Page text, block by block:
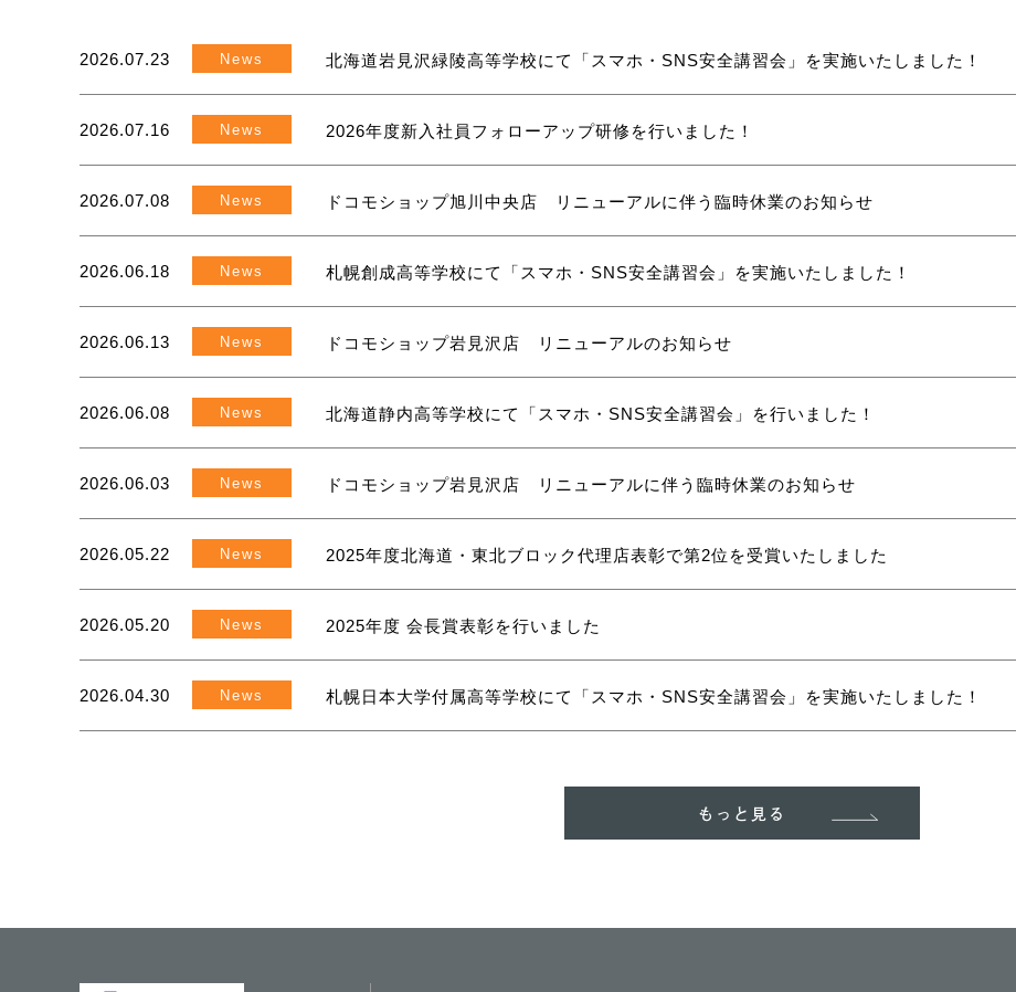
2026.07.23 News 北海道岩見沢緑陵高等学校にて「スマホ・SNS安全講習会」を実施いたしました！
2026.07.16 News 2026年度新入社員フォローアップ研修を行いました！
2026.07.08 News ドコモショップ旭川中央店 リニューアルに伴う臨時休業のお知らせ
2026.06.18 News 札幌創成高等学校にて「スマホ・SNS安全講習会」を実施いたしました！
2026.06.13 News ドコモショップ岩見沢店 リニューアルのお知らせ
2026.06.08 News 北海道静内高等学校にて「スマホ・SNS安全講習会」を行いました！
2026.06.03 News ドコモショップ岩見沢店 リニューアルに伴う臨時休業のお知らせ
2026.05.22 News 2025年度北海道・東北ブロック代理店表彰で第2位を受賞いたしました
2026.05.20 News 2025年度 会長賞表彰を行いました
2026.04.30 News 札幌日本大学付属高等学校にて「スマホ・SNS安全講習会」を実施いたしました！
もっと見る